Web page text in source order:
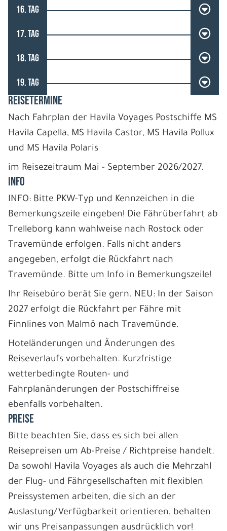
16. TAG
17. TAG
18. TAG
19. TAG
REISETERMINE
Nach Fahrplan der Havila Voyages Postschiffe MS
Havila Capella, MS Havila Castor, MS Havila Pollux
und MS Havila Polaris
im Reisezeitraum Mai - September 2026/2027.
INFO
INFO: Bitte PKW-Typ und Kennzeichen in die
Bemerkungszeile eingeben! Die Fährüberfahrt ab
Trelleborg kann wahlweise nach Rostock oder
Travemünde erfolgen. Falls nicht anders
angegeben, erfolgt die Rückfahrt nach
Travemünde. Bitte um Info in Bemerkungszeile!
Ihr Reisebüro berät Sie gern. NEU: In der Saison
2027 erfolgt die Rückfahrt per Fähre mit
Finnlines von Malmö nach Travemünde.
Hoteländerungen und Änderungen des
Reiseverlaufs vorbehalten. Kurzfristige
wetterbedingte Routen- und
Fahrplanänderungen der Postschiffreise
ebenfalls vorbehalten.
PREISE
Bitte beachten Sie, dass es sich bei allen
Reisepreisen um Ab-Preise / Richtpreise handelt.
Da sowohl Havila Voyages als auch die Mehrzahl
der Flug- und Fährgesellschaften mit flexiblen
Preissystemen arbeiten, die sich an der
Auslastung/Verfügbarkeit orientieren, behalten
wir uns Preisanpassungen ausdrücklich vor!